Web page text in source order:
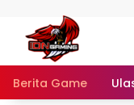
Berita Game